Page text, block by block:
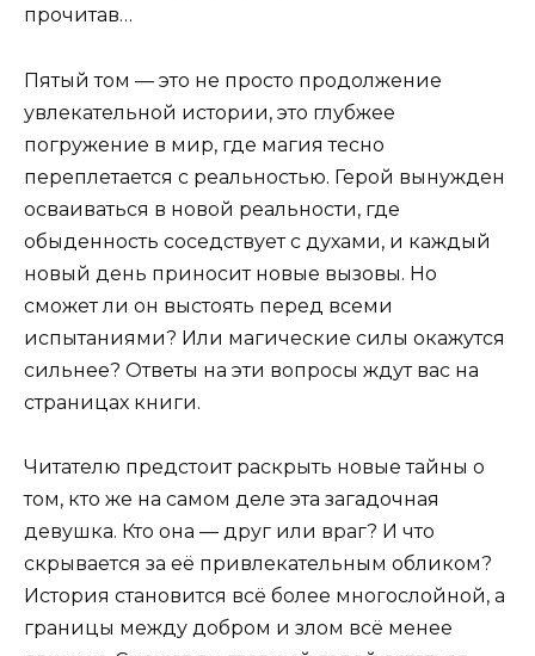
прочитав…
Пятый том — это не просто продолжение
увлекательной истории, это глубжее
погружение в мир, где магия тесно
переплетается с реальностью. Герой вынужден
осваиваться в новой реальности, где
обыденность соседствует с духами, и каждый
новый день приносит новые вызовы. Но
сможет ли он выстоять перед всеми
испытаниями? Или магические силы окажутся
сильнее? Ответы на эти вопросы ждут вас на
страницах книги.
Читателю предстоит раскрыть новые тайны о
том, кто же на самом деле эта загадочная
девушка. Кто она — друг или враг? И что
скрывается за её привлекательным обликом?
История становится всё более многослойной, а
границы между добром и злом всё менее